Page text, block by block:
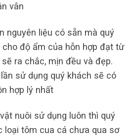
vân
nguyên liệu có sẵn mà quý
độ ẩm của hỗn hợp đạt từ
ra chắc, mịn đều và đẹp.
sử dụng quý khách sẽ có
hợp lý nhất
nuôi sử dụng luôn thì quý
loại tôm cua cá chưa qua sơ